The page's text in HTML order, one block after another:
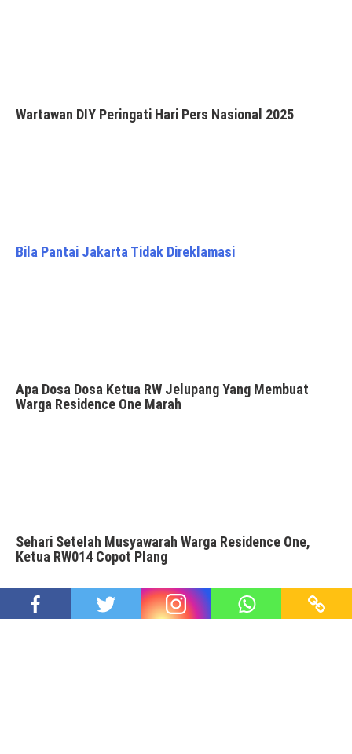
Wartawan DIY Peringati Hari Pers Nasional 2025
Bila Pantai Jakarta Tidak Direklamasi
Apa Dosa Dosa Ketua RW Jelupang Yang Membuat
Warga Residence One Marah
Sehari Setelah Musyawarah Warga Residence One,
Ketua RW014 Copot Plang